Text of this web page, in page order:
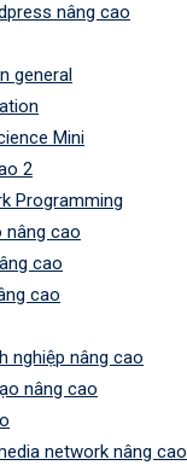
nâng cao
general
Mini
2
Programming
nâng cao
cao
cao
nghiệp nâng cao
nâng cao
network nâng cao